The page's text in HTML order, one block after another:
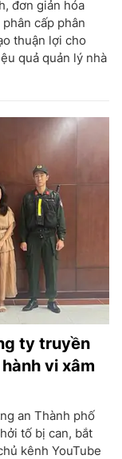
đơn giản hóa
cấp phân
thuận lợi cho
quả quản lý nhà
ty truyền
vi xâm
an Thành phố
tố bị can, bắt
kênh YouTube